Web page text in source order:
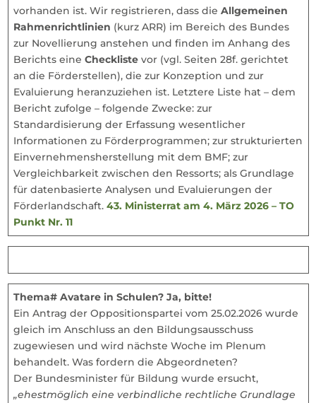
vorhanden ist. Wir registrieren, dass die Allgemeinen
Rahmenrichtlinien (kurz ARR) im Bereich des Bundes
zur Novellierung anstehen und finden im Anhang des
Berichts eine Checkliste vor (vgl. Seiten 28f. gerichtet
an die Förderstellen), die zur Konzeption und zur
Evaluierung heranzuziehen ist. Letztere Liste hat – dem
Bericht zufolge – folgende Zwecke: zur
Standardisierung der Erfassung wesentlicher
Informationen zu Förderprogrammen; zur strukturierten
Einvernehmensherstellung mit dem BMF; zur
Vergleichbarkeit zwischen den Ressorts; als Grundlage
für datenbasierte Analysen und Evaluierungen der
Förderlandschaft. 43. Ministerrat am 4. März 2026 – TO
Punkt Nr. 11
Thema# Avatare in Schulen? Ja, bitte!
Ein Antrag der Oppositionspartei vom 25.02.2026 wurde
gleich im Anschluss an den Bildungsausschuss
zugewiesen und wird nächste Woche im Plenum
behandelt. Was fordern die Abgeordneten?
Der Bundesminister für Bildung wurde ersucht,
„ehestmöglich eine verbindliche rechtliche Grundlage